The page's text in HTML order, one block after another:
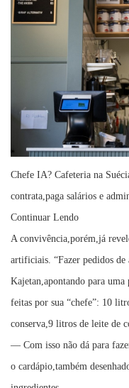
Chefe IA? Cafeteria na
contrata,paga salários e
Continuar Lendo
A convivência,porém,já
artificiais. “Fazer pedidos
Kajetan,apontando para
feitas por sua “chefe”: 10
conserva,9 litros de leite de
— Com isso não dá para
o cardápio,também